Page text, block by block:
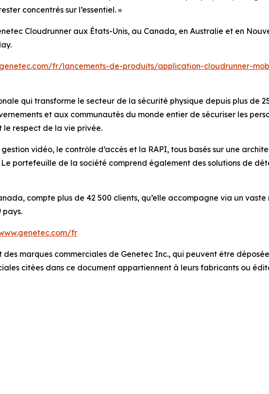
concentrés sur l’essentiel. »
Cloudrunner aux États-Unis, au Canada, en Australie et en
fr/lancements-de-produits/application-cloudrunner-
qui transforme le secteur de la sécurité physique depuis plus de
et aux communautés du monde entier de sécuriser les
respect de la vie privée.
vidéo, le contrôle d’accès et la RAPI, tous basés sur une
portefeuille de la société comprend également des solutions de
compte plus de 42 500 clients, qu’elle accompagne via un
pays.
fr
des marques commerciales de Genetec Inc., qui peuvent être
citées dans ce document appartiennent à leurs fabricants ou